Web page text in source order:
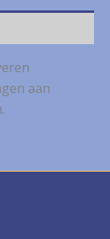
aan